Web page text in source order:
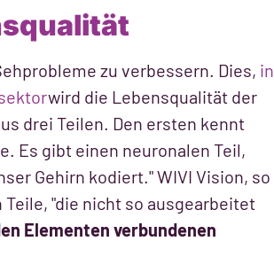
zu verbessern. Dies, in
wird die Lebensqualität der
drei Teilen. Den ersten kennt
Es gibt einen neuronalen Teil,
Gehirn kodiert." WIVI Vision, so
"die nicht so ausgearbeitet
Elementen verbundenen